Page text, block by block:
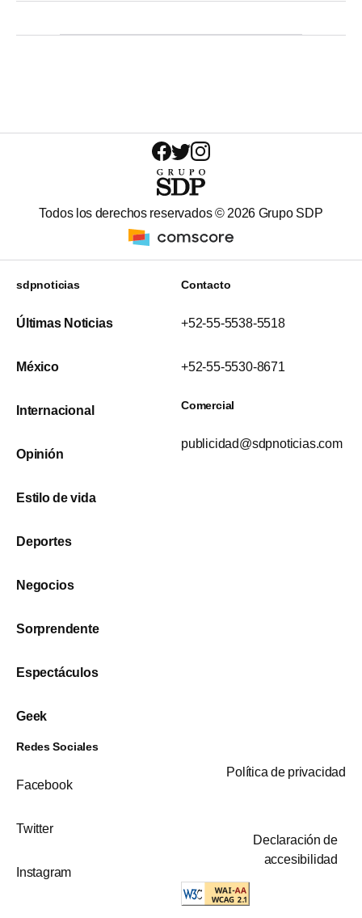
Todos los derechos reservados © 2026 Grupo SDP
sdpnoticias
Últimas Noticias
México
Internacional
Opinión
Estilo de vida
Deportes
Negocios
Sorprendente
Espectáculos
Geek
Contacto
+52-55-5538-5518
+52-55-5530-8671
Comercial
publicidad@sdpnoticias.com
Redes Sociales
Facebook
Twitter
Instagram
Política de privacidad
Declaración de
accesibilidad